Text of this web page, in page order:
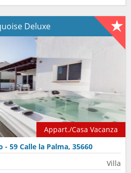
Deluxe
Appart./Casa Vacanza
59 Calle la Palma, 35660
Villa